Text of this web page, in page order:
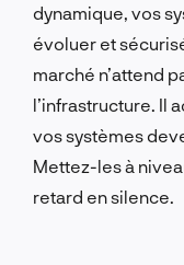
dynamique, vos
évoluer et
marché n’attend
l’infrastructure. Il
vos systèmes
Mettez-les à
retard en silence.